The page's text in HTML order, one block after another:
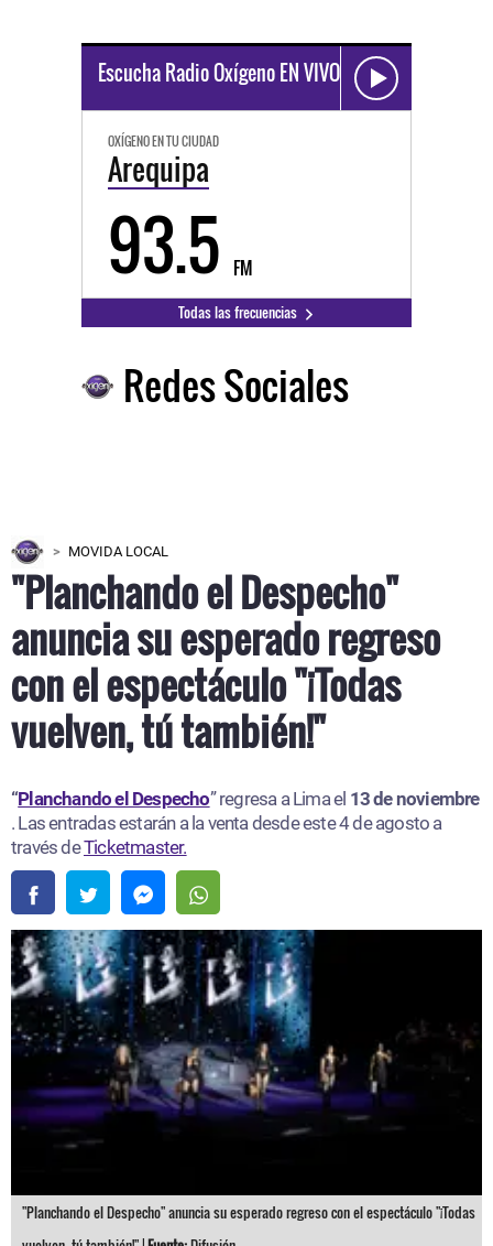
Escucha Radio Oxígeno EN VIVO
OXÍGENO EN TU CIUDAD
Arequipa
93.5 FM
Todas las frecuencias
Redes Sociales
MOVIDA LOCAL
"Planchando el Despecho"
anuncia su esperado regreso
con el espectáculo "¡Todas
vuelven, tú también!"
“Planchando el Despecho” regresa a Lima el 13 de noviembre
. Las entradas estarán a la venta desde este 4 de agosto a
través deTicketmaster.
"Planchando el Despecho" anuncia su esperado regreso con el espectáculo "¡Todas